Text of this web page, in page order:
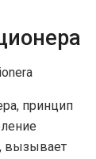
принцип
вызывает